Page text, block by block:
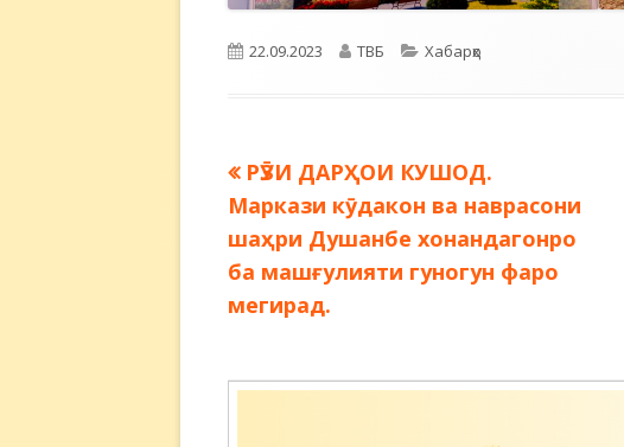
Опубликовано
22.09.2023 Автор
ТВБ Рубрики
Хабарҳо
Навигация
по
записям
Предыдущая
запись:
РӮЗИ ДАРҲОИ КУШОД.
Маркази кӯдакон ва наврасони
шаҳри Душанбе хонандагонро
ба машғулияти гуногун фаро
мегирад.
Содержимое